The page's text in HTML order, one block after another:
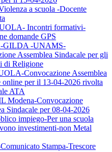
a scuola -Docente
Incontri formativi-
domande GPS
GILDA -UNAMS-
Assemblea Sindacale per gli
di Religione
Convocazione Assemblea
online per il 13-04-2026 rivolta
ATA
Modena-Convocazione
Sindacale per 08-04-2026
impiego-Per una scuola
investimenti-non Metal
Stampa-Trescore